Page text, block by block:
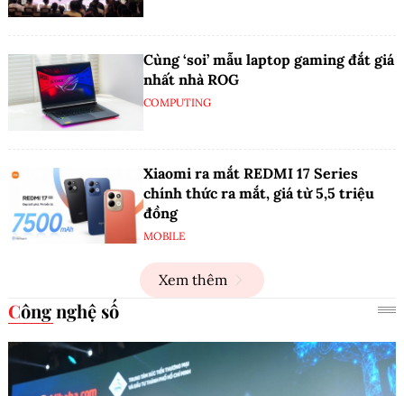
Cùng ‘soi’ mẫu laptop gaming đắt giá
nhất nhà ROG
COMPUTING
Xiaomi ra mắt REDMI 17 Series
chính thức ra mắt, giá từ 5,5 triệu
đồng
MOBILE
Xem thêm
Công nghệ số